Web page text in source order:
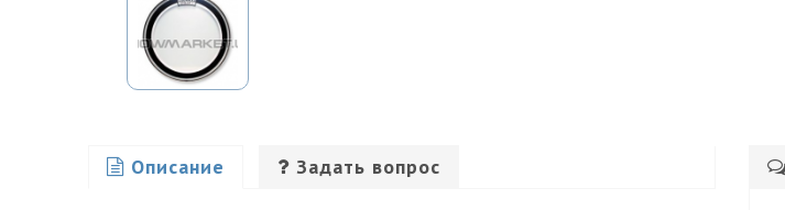
Описание Задать вопрос